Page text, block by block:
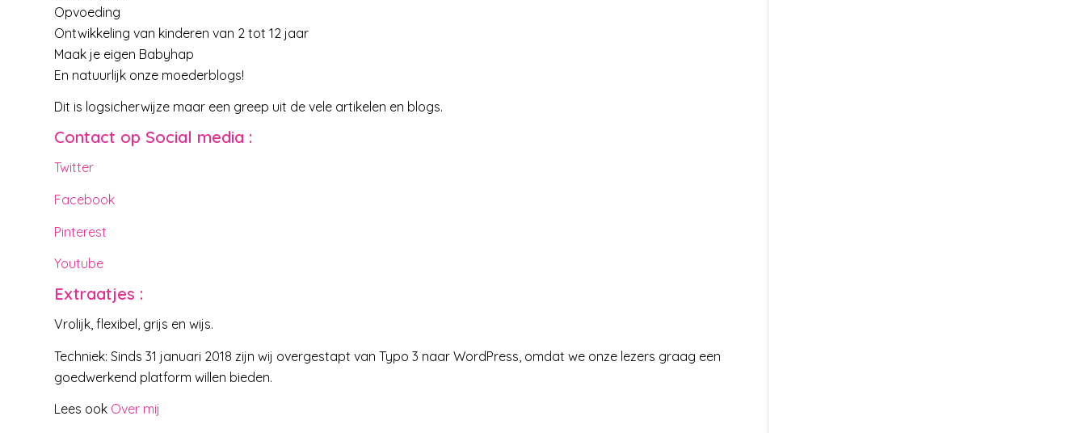
Opvoeding
Ontwikkeling van kinderen van 2 tot 12 jaar
Maak je eigen Babyhap
En natuurlijk onze moederblogs!
Dit is logsicherwijze maar een greep uit de vele artikelen en blogs.
Contact op Social media :
Twitter
Facebook
Pinterest
Youtube
Extraatjes :
Vrolijk, flexibel, grijs en wijs.
Techniek: Sinds 31 januari 2018 zijn wij overgestapt van Typo 3 naar WordPress, omdat we onze lezers graag een
goedwerkend platform willen bieden.
Lees ook Over mij